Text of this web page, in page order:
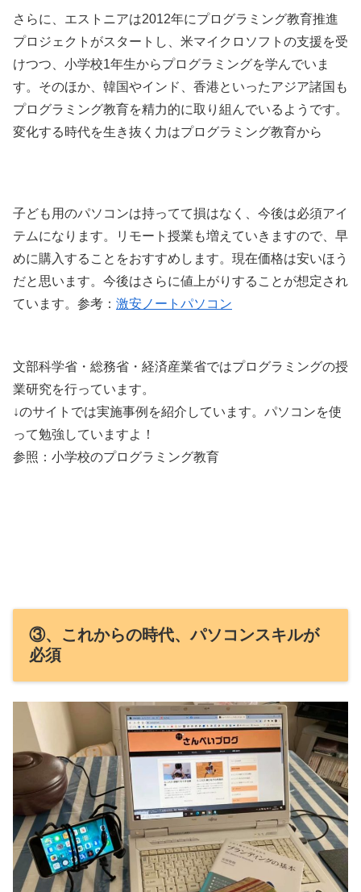
さらに、エストニアは2012年にプログラミング教育推進
プロジェクトがスタートし、米マイクロソフトの支援を受
けつつ、小学校1年生からプログラミングを学んでいま
す。そのほか、韓国やインド、香港といったアジア諸国も
プログラミング教育を精力的に取り組んでいるようです。
変化する時代を生き抜く力はプログラミング教育から
子ども用のパソコンは持ってて損はなく、今後は必須アイ
テムになります。リモート授業も増えていきますので、早
めに購入することをおすすめします。現在価格は安いほう
だと思います。今後はさらに値上がりすることが想定され
ています。参考： 激安ノートパソコン
文部科学省・総務省・経済産業省ではプログラミングの授
業研究を行っています。
↓のサイトでは実施事例を紹介しています。パソコンを使
って勉強していますよ！
参照：小学校のプログラミング教育
③、これからの時代、パソコンスキルが
必須